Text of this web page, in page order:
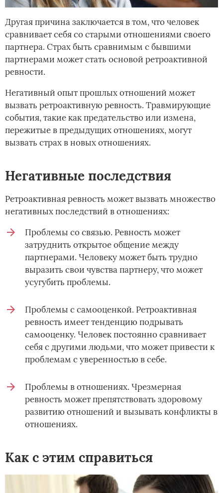
Другая причина заключается в том, что человек
сравнивает себя со старыми отношениями своего
партнера. Страх быть сравнимым с бывшими
партнерами может стать основой ретроактивной
ревности.
Негативный опыт прошлых отношений может
вызвать ретроактивную ревность. Травмирующие
события, такие как предательство или измена,
пережитые в предыдущих отношениях, могут
вызвать страх в новых отношениях.
Негативные последствия
Ретроактивная ревность может вызвать множество
негативных последствий в отношениях:
Проблемы со связью. Ревность может
затруднить открытое общение между
партнерами. Человеку может быть трудно
выразить свои чувства партнеру, что может
усугубить проблемы.
Проблемы с самооценкой. Ретроактивная
ревность имеет тенденцию подрывать
самооценку. Человек постоянно сравнивает
себя с другими людьми, что может привести к
проблемам с уверенностью в себе.
Проблемы в отношениях. Чрезмерная
ревность может препятствовать здоровому
развитию отношений и вызывать конфликты в
отношениях.
Как с этим справиться